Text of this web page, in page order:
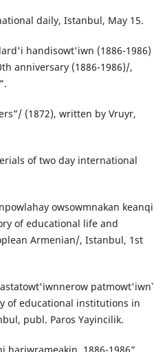
daily, Istanbul, May 15.
handisowt'iwn (1886-1986)
anniversary (1886-1986)/,
(1872), written by Vruyr,
of two day international
owsowmnakan keanqi
of educational life and
Armenian/, Istanbul, 1st
patmowt'iwn՝
of educational institutions in
publ. Paros Yayincilik.